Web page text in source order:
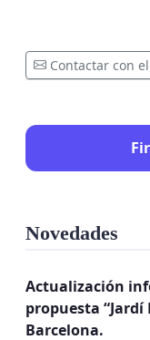
Contactar con
Novedades
Actualización
propuesta “Jardí
Barcelona.